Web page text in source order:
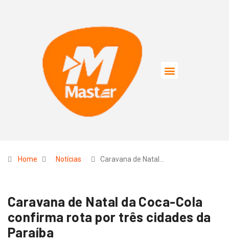
Home Notícias Caravana de Natal…
Caravana de Natal da Coca-Cola
confirma rota por três cidades da
Paraíba